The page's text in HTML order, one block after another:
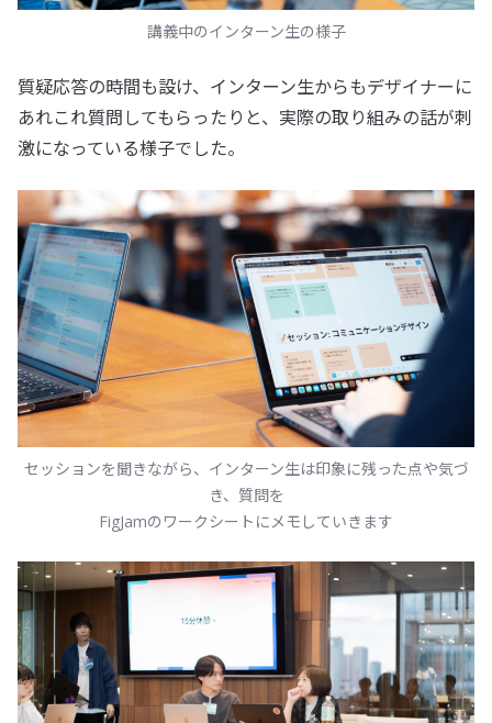
講義中のインターン生の様子
質疑応答の時間も設け、インターン生からもデザイナーに
あれこれ質問してもらったりと、実際の取り組みの話が刺
激になっている様子でした。
セッションを聞きながら、インターン生は印象に残った点や気づ
き、質問を
FigJamのワークシートにメモしていきます